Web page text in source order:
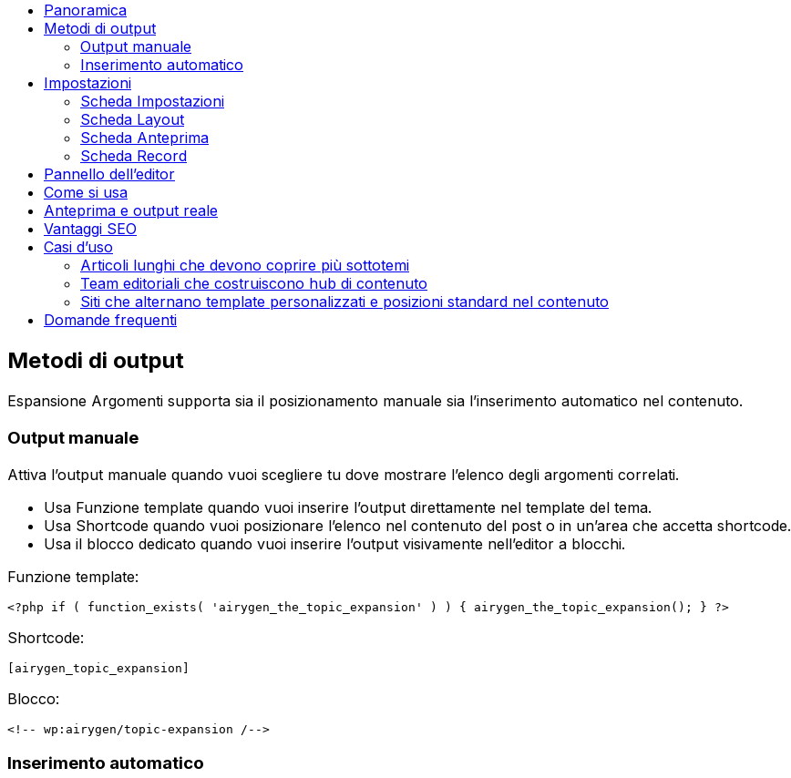
Panoramica
Metodi di output
Output manuale
Inserimento automatico
Impostazioni
Scheda Impostazioni
Scheda Layout
Scheda Anteprima
Scheda Record
Pannello dell’editor
Come si usa
Anteprima e output reale
Vantaggi SEO
Casi d’uso
Articoli lunghi che devono coprire più sottotemi
Team editoriali che costruiscono hub di contenuto
Siti che alternano template personalizzati e posizioni standard nel contenuto
Domande frequenti
Metodi di output
Espansione Argomenti supporta sia il posizionamento manuale sia l’inserimento automatico nel contenuto.
Output manuale
Attiva l’output manuale quando vuoi scegliere tu dove mostrare l’elenco degli argomenti correlati.
Usa Funzione template quando vuoi inserire l’output direttamente nel template del tema.
Usa Shortcode quando vuoi posizionare l’elenco nel contenuto del post o in un’area che accetta shortcode.
Usa il blocco dedicato quando vuoi inserire l’output visivamente nell’editor a blocchi.
Funzione template:
Shortcode:
Blocco:
Inserimento automatico